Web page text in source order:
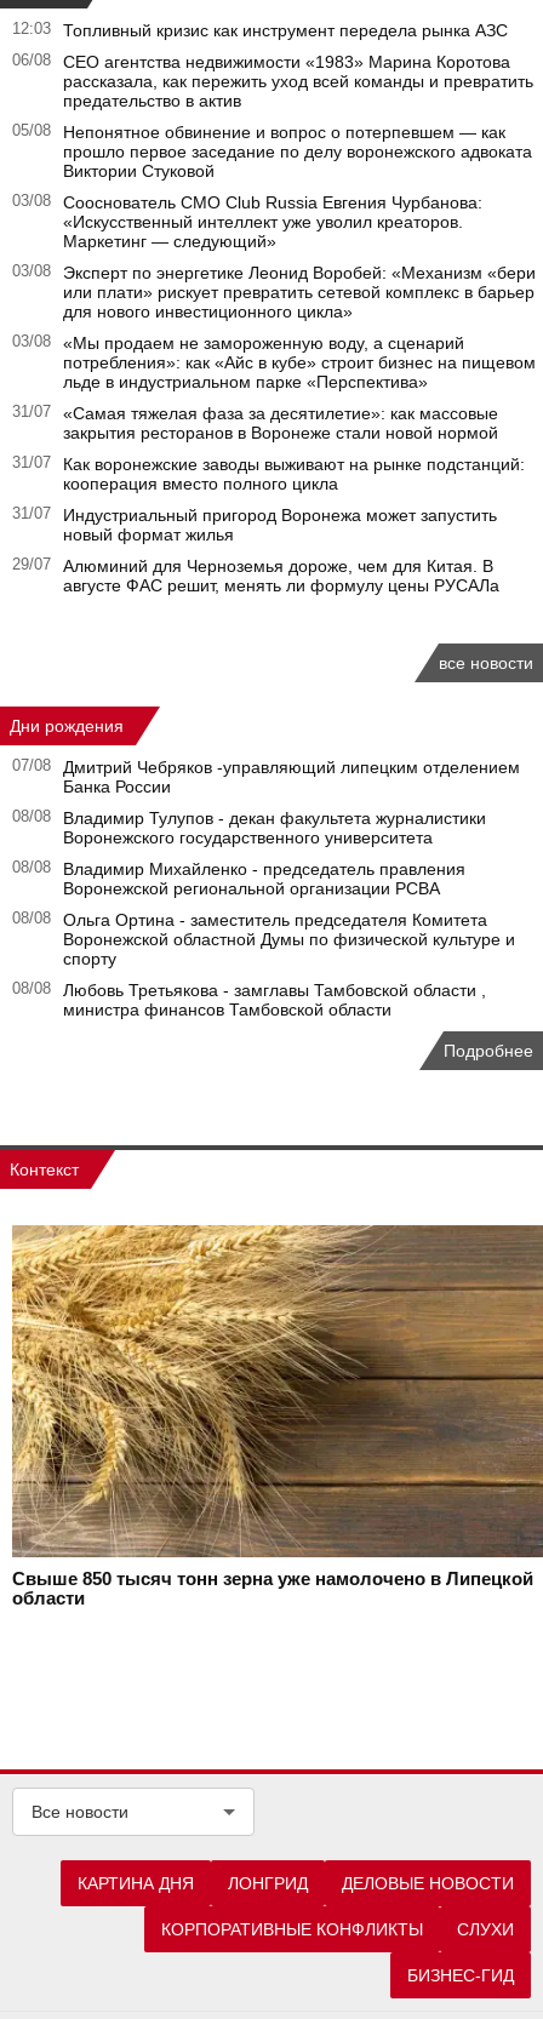
12:03 Топливный кризис как инструмент передела рынка АЗС
06/08
CEO агентства недвижимости «1983» Марина Коротова
рассказала, как пережить уход всей команды и превратить
предательство в актив
05/08
Непонятное обвинение и вопрос о потерпевшем — как
прошло первое заседание по делу воронежского адвоката
Виктории Стуковой
03/08
Сооснователь CMO Club Russia Евгения Чурбанова:
«Искусственный интеллект уже уволил креаторов.
Маркетинг — следующий»
03/08
Эксперт по энергетике Леонид Воробей: «Механизм «бери
или плати» рискует превратить сетевой комплекс в барьер
для нового инвестиционного цикла»
03/08
«Мы продаем не замороженную воду, а сценарий
потребления»: как «Айс в кубе» строит бизнес на пищевом
льде в индустриальном парке «Перспектива»
31/07
«Самая тяжелая фаза за десятилетие»: как массовые
закрытия ресторанов в Воронеже стали новой нормой
31/07
Как воронежские заводы выживают на рынке подстанций:
кооперация вместо полного цикла
31/07
Индустриальный пригород Воронежа может запустить
новый формат жилья
29/07
Алюминий для Черноземья дороже, чем для Китая. В
августе ФАС решит, менять ли формулу цены РУСАЛа
все новости
Дни рождения
07/08
Дмитрий Чебряков -управляющий липецким отделением
Банка России
08/08
Владимир Тулупов - декан факультета журналистики
Воронежского государственного университета
08/08
Владимир Михайленко - председатель правления
Воронежской региональной организации РСВА
08/08
Ольга Ортина - заместитель председателя Комитета
Воронежской областной Думы по физической культуре и
спорту
08/08
Любовь Третьякова - замглавы Тамбовской области ,
министра финансов Тамбовской области
Подробнее
Контекст
Свыше 850 тысяч тонн зерна уже намолочено в Липецкой
области
Все новости
КАРТИНА ДНЯ ЛОНГРИД ДЕЛОВЫЕ НОВОСТИ
КОРПОРАТИВНЫЕ КОНФЛИКТЫ СЛУХИ
БИЗНЕС-ГИД